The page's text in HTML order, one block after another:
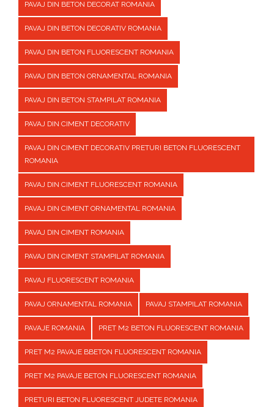
PAVAJ DIN BETON DECORAT ROMANIA
PAVAJ DIN BETON DECORATIV ROMANIA
PAVAJ DIN BETON FLUORESCENT ROMANIA
PAVAJ DIN BETON ORNAMENTAL ROMANIA
PAVAJ DIN BETON STAMPILAT ROMANIA
PAVAJ DIN CIMENT DECORATIV
PAVAJ DIN CIMENT DECORATIV PRETURI BETON FLUORESCENT
ROMANIA
PAVAJ DIN CIMENT FLUORESCENT ROMANIA
PAVAJ DIN CIMENT ORNAMENTAL ROMANIA
PAVAJ DIN CIMENT ROMANIA
PAVAJ DIN CIMENT STAMPILAT ROMANIA
PAVAJ FLUORESCENT ROMANIA
PAVAJ ORNAMENTAL ROMANIA PAVAJ STAMPILAT ROMANIA
PAVAJE ROMANIA PRET M2 BETON FLUORESCENT ROMANIA
PRET M2 PAVAJE BBETON FLUORESCENT ROMANIA
PRET M2 PAVAJE BETON FLUORESCENT ROMANIA
PRETURI BETON FLUORESCENT JUDETE ROMANIA